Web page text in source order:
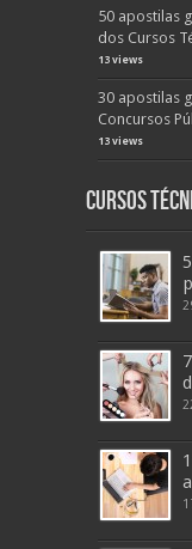
50 apostilas
dos Cursos
13 views
30 apostilas
Concursos
13 views
Cursos